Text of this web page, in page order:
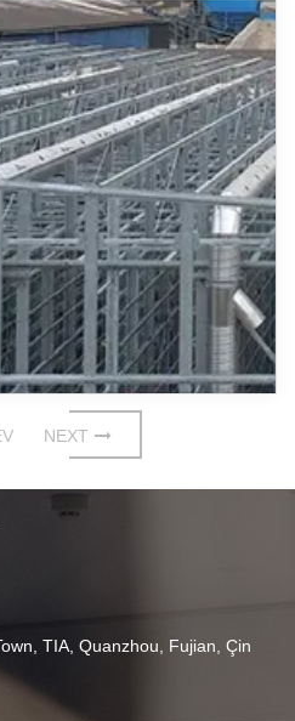
NEXT
TIA, Quanzhou, Fujian, Çin